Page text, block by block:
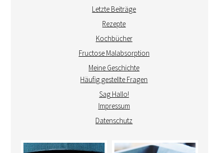
Letzte Beiträge
Rezepte
Kochbücher
Fructose Malabsorption
Meine Geschichte
Häufig gestellte Fragen
Sag Hallo!
Impressum
Datenschutz